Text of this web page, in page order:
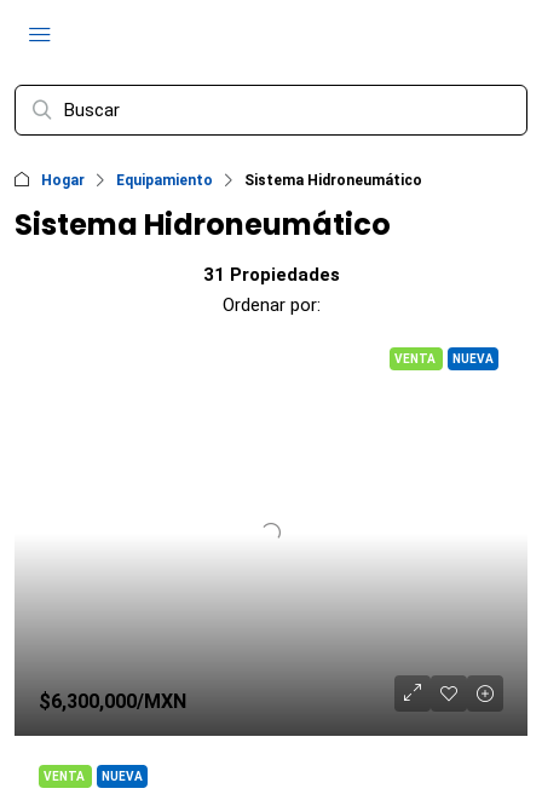
Hogar Equipamiento Sistema Hidroneumático
Sistema Hidroneumático
31 Propiedades
Ordenar por:
VENTA NUEVA
$6,300,000/MXN
VENTA NUEVA